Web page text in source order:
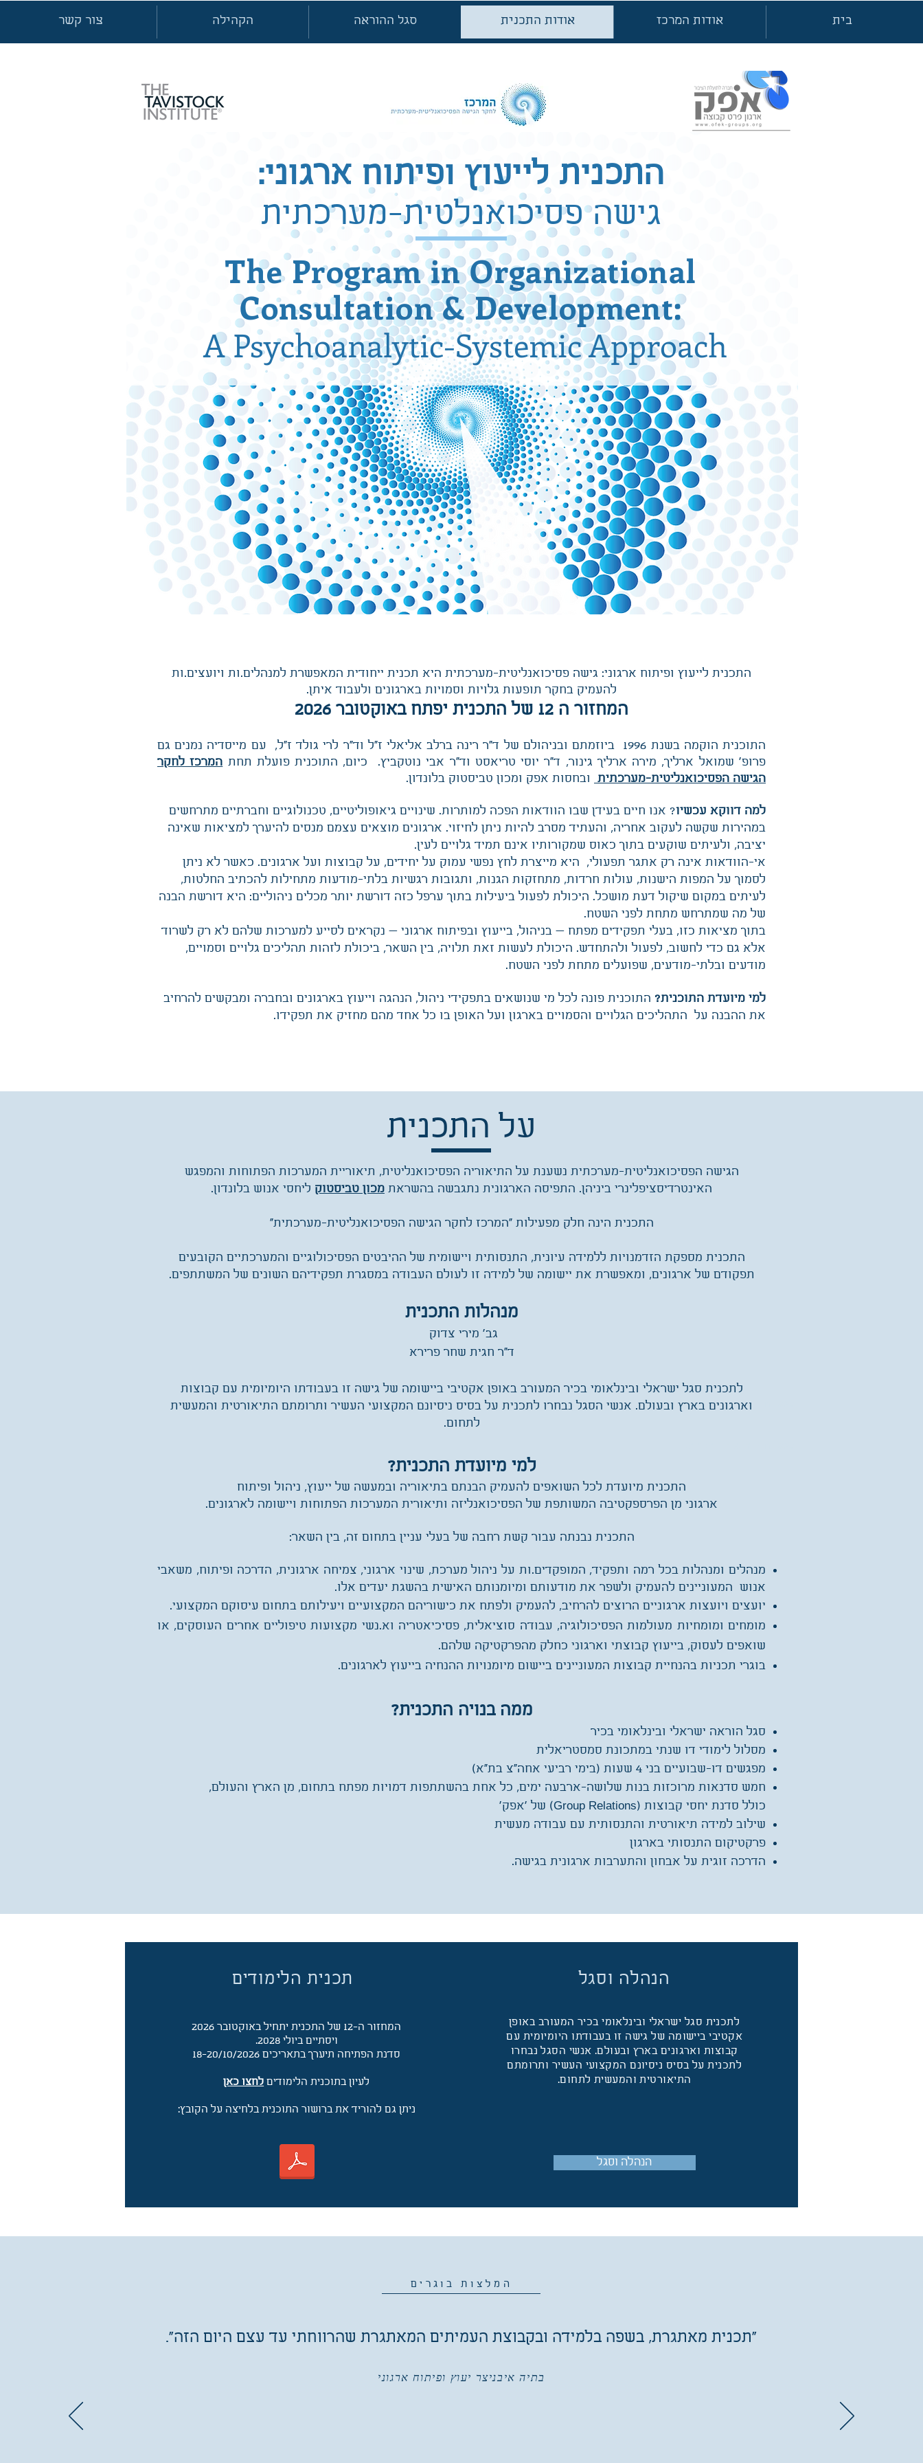
בית אודות המרכז אודות התכנית סגל ההוראה הקהילה צור קשר
התכנית לייעוץ ופיתוח ארגוני:
גישה פסיכואנלטית-מערכתית
The Program in Organizational
Consultation & Development:
A Psychoanalytic-Systemic Approach
התכנית לייעוץ ופיתוח ארגוני: גישה פסיכואנליטית-מערכתית היא תכנית ייחודית המאפשרת למנהלים.ות ויועצים.ות
להעמיק בחקר תופעות גלויות וסמויות בארגונים ולעבוד איתן.
המחזור ה 12 של התכנית יפתח באוקטובר 2026
התוכנית הוקמה בשנת 1996 ביוזמתם ובניהולם של ד"ר רינה ברלב אליאלי ז"ל וד"ר לרי גולד ז"ל, עם מייסדיה נמנים גם
פרופ' שמואל ארליך, מירה ארליך גינור, ד"ר יוסי טריאסט וד"ר אבי נוטקביץ. כיום, התוכנית פועלת תחת המרכז לחקר
הגישה הפסיכואנליטית-מערכתית
ובחסות אפק ומכון טביסטוק בלונדון.
למה דווקא עכשיו? אנו חיים בעידן שבו הוודאות הפכה למותרות. שינויים גיאופוליטיים, טכנולוגיים וחברתיים מתרחשים
במהירות שקשה לעקוב אחריה, והעתיד מסרב להיות ניתן לחיזוי. ארגונים מוצאים עצמם מנסים להיערך למציאות שאינה
יציבה, ולעיתים שוקעים בתוך כאוס שמקורותיו אינם תמיד גלויים לעין.
אי-הוודאות אינה רק אתגר תפעולי, היא מייצרת לחץ נפשי עמוק על יחידים, על קבוצות ועל ארגונים. כאשר לא ניתן
לסמוך על המפות הישנות, עולות חרדות, מתחזקות הגנות, ותגובות רגשיות בלתי-מודעות מתחילות להכתיב החלטות,
לעיתים במקום שיקול דעת מושכל. היכולת לפעול ביעילות בתוך ערפל כזה דורשת יותר מכלים ניהוליים: היא דורשת הבנה
של מה שמתרחש מתחת לפני השטח.
בתוך מציאות כזו, בעלי תפקידים מפתח — בניהול, בייעוץ ובפיתוח ארגוני — נקראים לסייע למערכות שלהם לא רק לשרוד
אלא גם כדי לחשוב, לפעול ולהתחדש. היכולת לעשות זאת תלויה, בין השאר, ביכולת לזהות תהליכים גלויים וסמויים,
מודעים ובלתי-מודעים, שפועלים מתחת לפני השטח.
למי מיועדת התוכנית? התוכנית פונה לכל מי שנושאים בתפקידי ניהול, הנהגה וייעוץ בארגונים ובחברה ומבקשים להרחיב
את ההבנה על התהליכים הגלויים והסמויים בארגון ועל האופן בו כל אחד מהם מחזיק את תפקידו.
על התכנית
לצפייה בתכנית הלימודים:
הגישה הפסיכואנליטית-מערכתית נשענת על התיאוריה הפסיכואנליטית, תיאוריית המערכות הפתוחות והמפגש
האינטרדיסציפלינרי ביניהן. התפיסה הארגונית נתגבשה בהשראת מכון טביסטוק ליחסי אנוש בלונדון.
התכנית הינה חלק מפעילות "המרכז לחקר הגישה הפסיכואנליטית-מערכתית"
התכנית מספקת הזדמנויות ללמידה עיונית, התנסותית ויישומית של ההיבטים הפסיכולוגיים והמערכתיים הקובעים
תפקודם של ארגונים, ומאפשרת את יישומה של למידה זו לעולם העבודה במסגרת תפקידיהם השונים של המשתתפים.
מנהלות התכנית
גב' מירי צדוק
ד"ר חגית שחר פרירא
לתכנית סגל ישראלי ובינלאומי בכיר המעורב באופן אקטיבי ביישומה של גישה זו בעבודתו היומיומית עם קבוצות
וארגונים בארץ ובעולם. אנשי הסגל נבחרו לתכנית על בסיס ניסיונם המקצועי העשיר ותרומתם התיאורטית והמעשית
לתחום.
למי מיועדת התכנית?
התכנית מיועדת לכל השואפים להעמיק הבנתם בתיאוריה ובמעשה של ייעוץ, ניהול ופיתוח
ארגוני מן הפרספקטיבה המשותפת של הפסיכואנליזה ותיאורית המערכות הפתוחות ויישומה לארגונים.
התכנית נבנתה עבור קשת רחבה של בעלי עניין בתחום זה, בין השאר:
מנהלים ומנהלות בכל רמה ותפקיד, המופקדים.ות על ניהול מערכת, שינוי ארגוני, צמיחה ארגונית, הדרכה ופיתוח, משאבי
אנוש המעוניינים להעמיק ולשפר את מודעותם ומיומנותם האישית בהשגת יעדים אלו.
יועצים ויועצות ארגוניים הרוצים להרחיב, להעמיק ולפתח את כישוריהם המקצועיים ויעילותם בתחום עיסוקם המקצועי.
מומחים ומומחיות מעולמות הפסיכולוגיה, עבודה סוציאלית, פסיכיאטריה וא.נשי מקצועות טיפוליים אחרים העוסקים, או
שואפים לעסוק, בייעוץ קבוצתי וארגוני כחלק מהפרקטיקה שלהם.
בוגרי תכניות בהנחיית קבוצות המעוניינים ביישום מיומנויות ההנחיה בייעוץ לארגונים.
ממה בנויה התכנית?​
סגל הוראה ישראלי ובינלאומי בכיר
מסלול לימודי דו שנתי במתכונת סמסטריאלית
מפגשים דו-שבועיים בני 4 שעות (בימי רביעי אחה"צ בת״א)
חמש סדנאות מרוכזות בנות שלושה-ארבעה ימים, כל אחת בהשתתפות דמויות מפתח בתחום, מן הארץ והעולם,
כולל סדנת יחסי קבוצות (Group Relations) של ׳אפק׳
שילוב למידה תיאורטית והתנסותית עם עבודה מעשית
פרקטיקום התנסותי בארגון
הדרכה זוגית על אבחון והתערבות ארגונית בגישה.
תכנית הלימודים
המחזור ה-12 של התכנית יתחיל באוקטובר 2026
ויסתיים ביולי 2028.
סדנת הפתיחה תיערך בתאריכים 18-20/10/2026
לעיון בתוכנית הלימודים לחצו כאן
ניתן גם להוריד את ברושור התוכנית בלחיצה על הקובץ:
הנהלה וסגל
לתכנית סגל ישראלי ובינלאומי בכיר המעורב באופן
אקטיבי ביישומה של גישה זו בעבודתו היומיומית עם
קבוצות וארגונים בארץ ובעולם. אנשי הסגל נבחרו
לתכנית על בסיס ניסיונם המקצועי העשיר ותרומתם
התיאורטית והמעשית לתחום.
הנהלה וסגל
המלצות בוגרים
"תכנית מאתגרת, בשפה בלמידה ובקבוצת העמיתים המאתגרת שהרווחתי עד עצם היום הזה".
בתיה איבניצר יעוץ ופיתוח ארגוני